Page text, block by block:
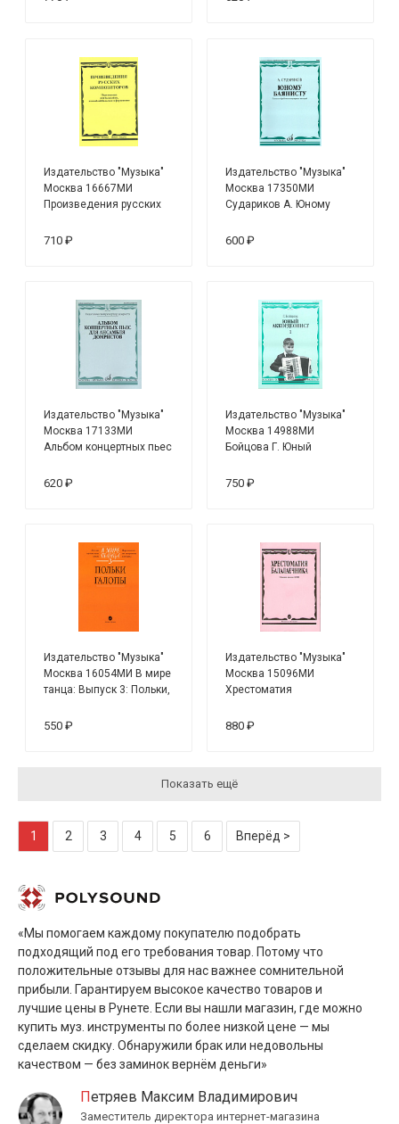
Издательство "Музыка"
Москва 16667МИ
Произведения русских
балалайки, ансамблей
710 ₽
Издательство "Музыка"
Москва 17350МИ
Судариков А. Юному
обработки популярных
600 ₽
Издательство "Музыка"
Москва 17133МИ
Альбом концертных пьес
домристов и ф-но
620 ₽
Издательство "Музыка"
Москва 14988МИ
Бойцова Г. Юный
750 ₽
Издательство "Музыка"
Москва 16054МИ В мире
танца: Выпуск 3: Польки,
550 ₽
Издательство "Музыка"
Москва 15096МИ
Хрестоматия
классы ДМШ. Сост.
880 ₽
Показать ещё
1 2 3 4 5 6 Вперёд >
«Мы помогаем каждому покупателю подобрать
подходящий под его требования товар. Потому что
положительные отзывы для нас важнее сомнительной
прибыли. Гарантируем высокое качество товаров и
лучшие цены в Рунете. Если вы нашли магазин, где можно
купить муз. инструменты по более низкой цене — мы
сделаем скидку. Обнаружили брак или недовольны
качеством — без заминок вернём деньги»
Петряев Максим Владимирович
Заместитель директора интернет-магазина